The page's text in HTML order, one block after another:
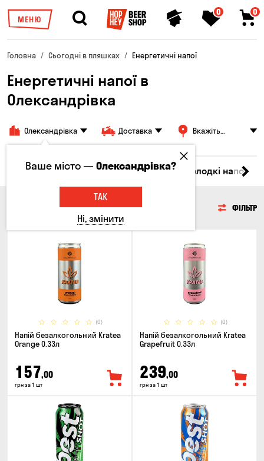
МЕНЮ
0 0
Головна Сьогодні в пляшках Енергетичні напої
Енергетичні напої в
Олександрівка
Олександрівка Доставка
Вкажіть
Ром Вода Енергетичні напої Солодкі напої
ЕНЕРГЕТИЧНІ НАПОЇ ФІЛЬТР
(0)
Напій безалкогольний Kratea
Orange 0.33л
157,00
грн за 1 шт
(0)
Напій безалкогольний Kratea
Grapefruit 0.33л
239,00
грн за 1 шт
Ваше місто —Олександрівка?
ТАК
Ні, змінити